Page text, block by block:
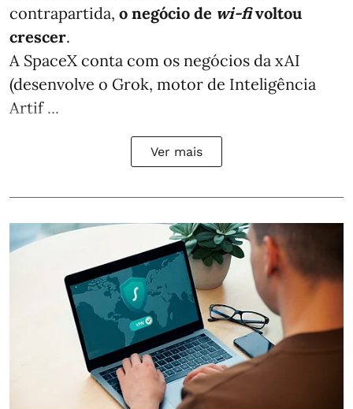
contrapartida, o negócio de wi-fivoltou
crescer.
A SpaceX conta com os negócios da xAI
(desenvolve o Grok, motor de Inteligência
Artif ...
Ver mais